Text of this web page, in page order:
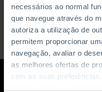
necessários ao normal
que navegue através do
autoriza a utilização de
permitem proporcionar
navegação, avaliar o
as melhores ofertas de
com as suas